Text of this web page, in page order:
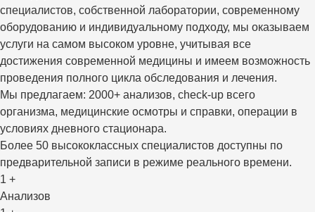
специалистов, собственной лаборатории, современному
оборудованию и индивидуальному подходу, мы оказываем
услуги на самом высоком уровне, учитывая все
достижения современной медицины и имеем возможность
проведения полного цикла обследования и лечения.
Мы предлагаем: 2000+ анализов, check-up всего
организма, медицинские осмотры и справки, операции в
условиях дневного стационара.
Более 50 высококлассных специалистов доступны по
предварительной записи в режиме реального времени.
1 +
Анализов